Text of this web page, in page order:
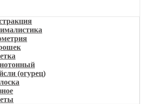
(огурец)